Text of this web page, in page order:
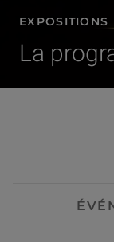
EXPOSITIONS
La